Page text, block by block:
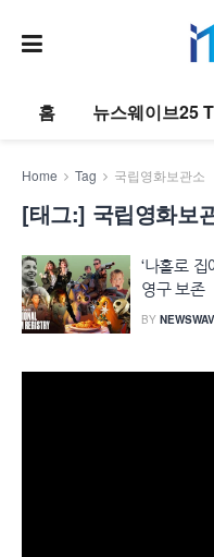
홈 뉴스웨이브25
Home Tag 국립영화보관소
[태그:] 국립영화보
‘나홀로 집
영구 보존
BY